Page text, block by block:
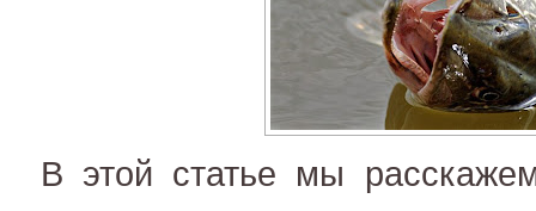
В этой статье мы